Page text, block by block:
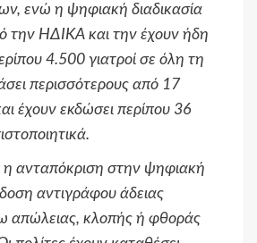
ενώ η ψηφιακή διαδικασία
την ΗΔΙΚΑ και την έχουν ήδη
4.500 γιατροί σε όλη τη
περισσότερους από 17
έχουν εκδώσει περίπου 36
η ανταπόκριση στην ψηφιακή
αντιγράφου άδειας
απώλειας, κλοπής ή φθοράς